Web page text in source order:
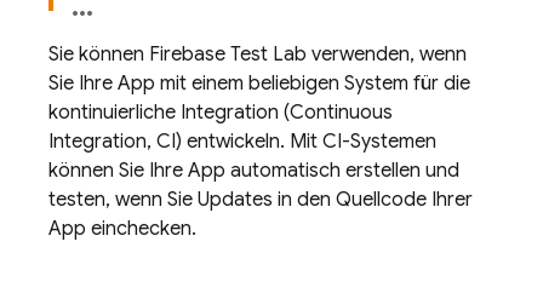
Sie können Firebase Test Lab verwenden, wenn
Sie Ihre App mit einem beliebigen System für die
kontinuierliche Integration (Continuous
Integration, CI) entwickeln. Mit CI-Systemen
können Sie Ihre App automatisch erstellen und
testen, wenn Sie Updates in den Quellcode Ihrer
App einchecken.